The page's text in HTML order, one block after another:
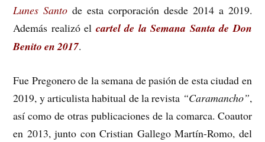
Lunes Santo de esta corporación desde 2014 a 2019.
Además realizó el cartel de la Semana Santa de Don
Benito en 2017.
Fue Pregonero de la semana de pasión de esta ciudad en
2019, y articulista habitual de la revista “Caramancho”,
así como de otras publicaciones de la comarca. Coautor
en 2013, junto con Cristian Gallego Martín-Romo, del